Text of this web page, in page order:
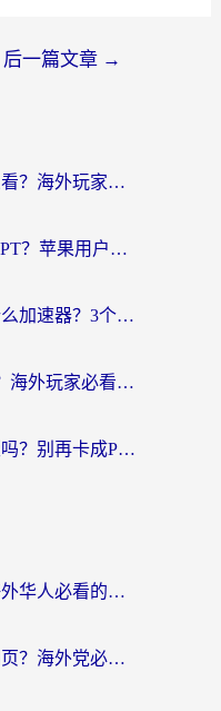
后一篇文章 →
星战前夜加速器排名怎么看？海外玩家国服游戏畅玩终极指南（附欧洲玩跑跑我的起源解决方案）
海外玩使命召唤OL卡成PPT？苹果用户必看：使命召唤OL国外加速器下载苹果版指南
欧洲打漫威超级战争用什么加速器？3个海外游戏卡顿问题一次解决（附实测推荐）
美国冒险岛2加速总掉线？海外玩家必看的国服游戏加速器选择指南
国外能玩实况足球国内版吗？别再卡成PPT！海外党国服游戏加速全攻略
如何在海外看奥运会？海外华人必看的体育赛事直播终极指南
国外网络无法登陆国内网页？海外党必看：选对回国加速器实现无缝访问